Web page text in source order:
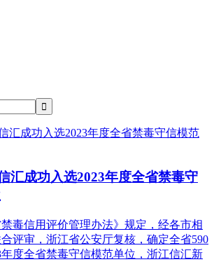
汇成功入选2023年度全省禁毒守
毒信用评价管理办法》规定，经各市相
评审，浙江省公安厅复核，确定全省590
度全省禁毒守信模范单位，浙江信汇新